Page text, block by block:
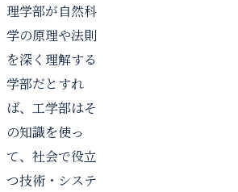
理学部が自然科
学の原理や法則
を深く理解する
学部だとすれ
ば、工学部はそ
の知識を使っ
て、社会で役立
つ技術・システ